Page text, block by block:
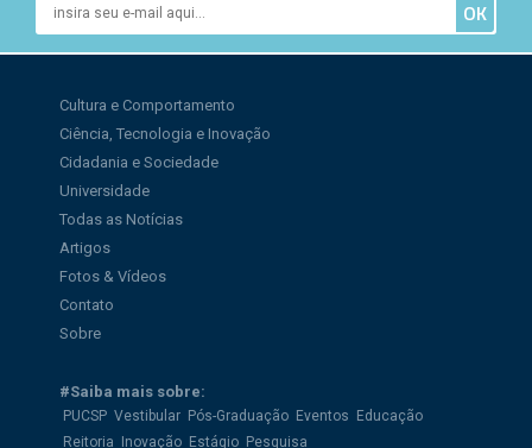
Cultura e Comportamento
Ciência, Tecnologia e Inovação
Cidadania e Sociedade
Universidade
Todas as Notícias
Artigos
Fotos & Vídeos
Contato
Sobre
#Saiba mais sobre:
PUCSP Vestibular Pós-Graduação Eventos
Educação
Reitoria
Inovação Estágio Pesquisa